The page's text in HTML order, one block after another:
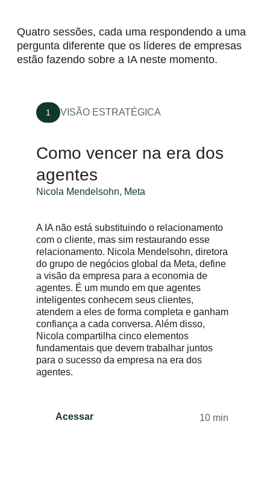
Quatro sessões, cada uma respondendo a uma
pergunta diferente que os líderes de empresas
estão fazendo sobre a IA neste momento.
1 VISÃO ESTRATÉGICA
Como vencer na era dos
agentes
Nicola Mendelsohn, Meta
A IA não está substituindo o relacionamento
com o cliente, mas sim restaurando esse
relacionamento. Nicola Mendelsohn, diretora
do grupo de negócios global da Meta, define
a visão da empresa para a economia de
agentes. É um mundo em que agentes
inteligentes conhecem seus clientes,
atendem a eles de forma completa e ganham
confiança a cada conversa. Além disso,
Nicola compartilha cinco elementos
fundamentais que devem trabalhar juntos
para o sucesso da empresa na era dos
agentes.
Acessar 10 min